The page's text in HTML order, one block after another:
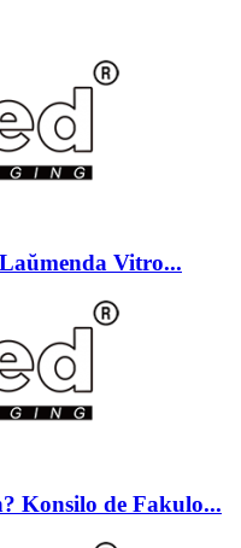
Vitro...
Konsilo de Fakulo...